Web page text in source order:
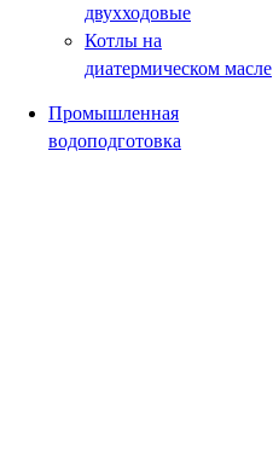
двухходовые
Котлы на
диатермическом масле
Промышленная
водоподготовка